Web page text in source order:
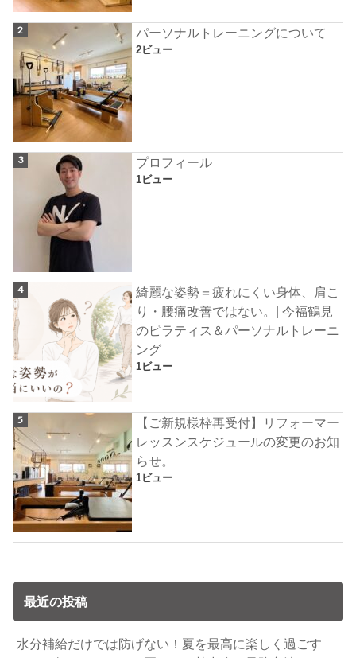
パーソナルトレーニングについて
2ビュー
プロフィール
1ビュー
綺麗な姿勢＝疲れにくい身体、肩こ
り・腰痛改善ではない。| 今福鶴見
のピラティス＆パーソナルトレーニ
ング
1ビュー
【ご新規様枠再受付】リフォーマー
レッスンスケジュールの変更のお知
らせ。
1ビュー
最近の投稿
水分補給だけでは防げない！夏を最高に楽しく過ごす